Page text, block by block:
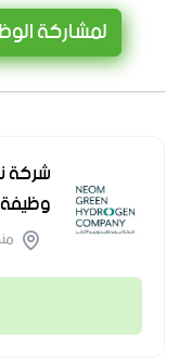
لمشاركة